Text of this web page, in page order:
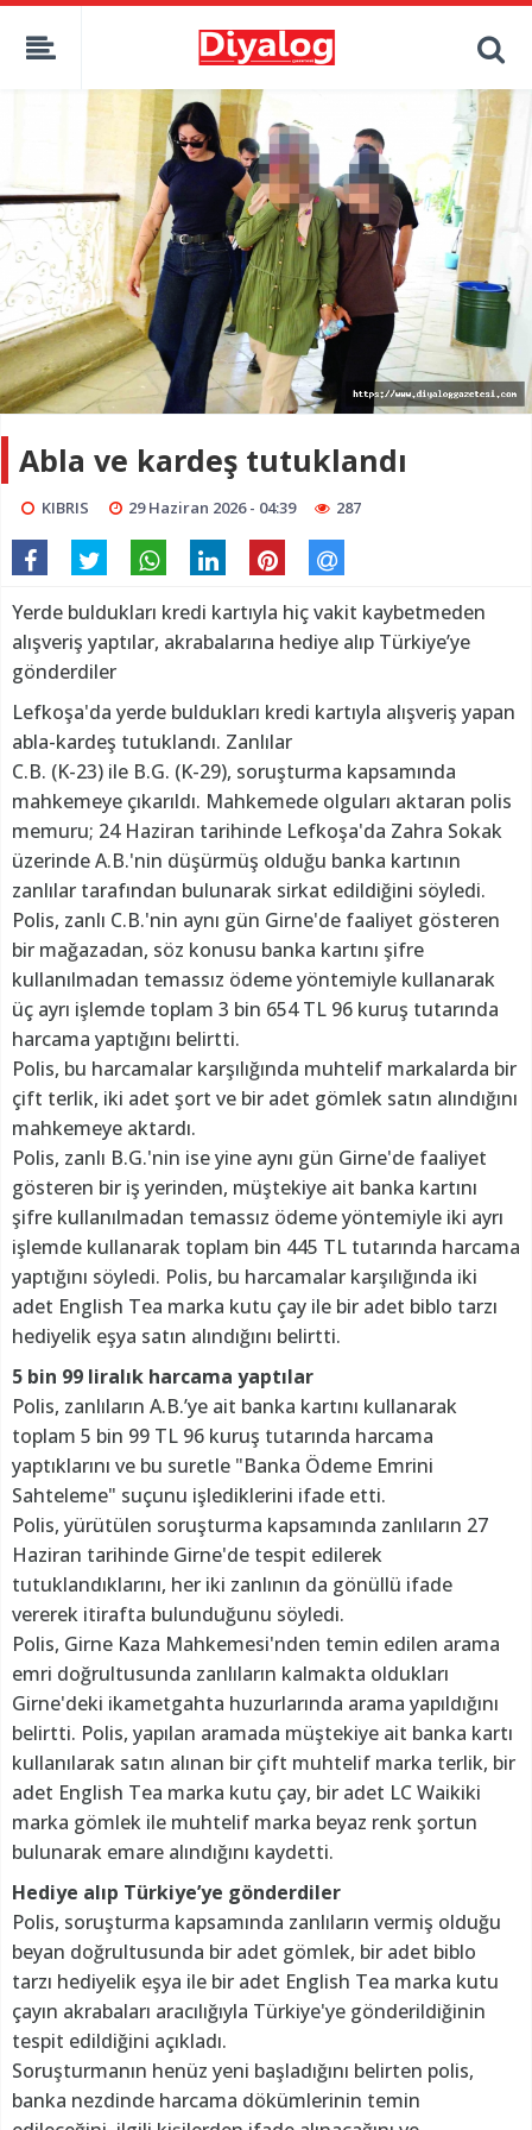
Abla ve kardeş tutuklandı
KIBRIS 29 Haziran 2026 - 04:39 287
Yerde buldukları kredi kartıyla hiç vakit kaybetmeden
alışveriş yaptılar, akrabalarına hediye alıp Türkiye’ye
gönderdiler
Lefkoşa'da yerde buldukları kredi kartıyla alışveriş yapan
abla-kardeş tutuklandı. Zanlılar
C.B. (K-23) ile B.G. (K-29), soruşturma kapsamında
mahkemeye çıkarıldı. Mahkemede olguları aktaran polis
memuru; 24 Haziran tarihinde Lefkoşa'da Zahra Sokak
üzerinde A.B.'nin düşürmüş olduğu banka kartının
zanlılar tarafından bulunarak sirkat edildiğini söyledi.
Polis, zanlı C.B.'nin aynı gün Girne'de faaliyet gösteren
bir mağazadan, söz konusu banka kartını şifre
kullanılmadan temassız ödeme yöntemiyle kullanarak
üç ayrı işlemde toplam 3 bin 654 TL 96 kuruş tutarında
harcama yaptığını belirtti.
Polis, bu harcamalar karşılığında muhtelif markalarda bir
çift terlik, iki adet şort ve bir adet gömlek satın alındığını
mahkemeye aktardı.
Polis, zanlı B.G.'nin ise yine aynı gün Girne'de faaliyet
gösteren bir iş yerinden, müştekiye ait banka kartını
şifre kullanılmadan temassız ödeme yöntemiyle iki ayrı
işlemde kullanarak toplam bin 445 TL tutarında harcama
yaptığını söyledi. Polis, bu harcamalar karşılığında iki
adet English Tea marka kutu çay ile bir adet biblo tarzı
hediyelik eşya satın alındığını belirtti.
5 bin 99 liralık harcama yaptılar
Polis, zanlıların A.B.’ye ait banka kartını kullanarak
toplam 5 bin 99 TL 96 kuruş tutarında harcama
yaptıklarını ve bu suretle "Banka Ödeme Emrini
Sahteleme" suçunu işlediklerini ifade etti.
Polis, yürütülen soruşturma kapsamında zanlıların 27
Haziran tarihinde Girne'de tespit edilerek
tutuklandıklarını, her iki zanlının da gönüllü ifade
vererek itirafta bulunduğunu söyledi.
Polis, Girne Kaza Mahkemesi'nden temin edilen arama
emri doğrultusunda zanlıların kalmakta oldukları
Girne'deki ikametgahta huzurlarında arama yapıldığını
belirtti. Polis, yapılan aramada müştekiye ait banka kartı
kullanılarak satın alınan bir çift muhtelif marka terlik, bir
adet English Tea marka kutu çay, bir adet LC Waikiki
marka gömlek ile muhtelif marka beyaz renk şortun
bulunarak emare alındığını kaydetti.
Hediye alıp Türkiye’ye gönderdiler
Polis, soruşturma kapsamında zanlıların vermiş olduğu
beyan doğrultusunda bir adet gömlek, bir adet biblo
tarzı hediyelik eşya ile bir adet English Tea marka kutu
çayın akrabaları aracılığıyla Türkiye'ye gönderildiğinin
tespit edildiğini açıkladı.
Soruşturmanın henüz yeni başladığını belirten polis,
banka nezdinde harcama dökümlerinin temin